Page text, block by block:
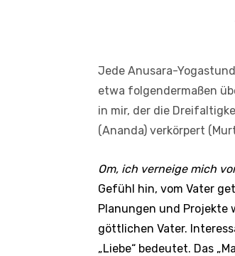
Jede Anusara-
etwa folgendermaßen
in mir, der die
(Ananda) verkörpert
Om, ich verneige mich
Gefühl hin, vom Vater
Planungen und Projekte
göttlichen Vater.
„Liebe“ bedeutet. Das